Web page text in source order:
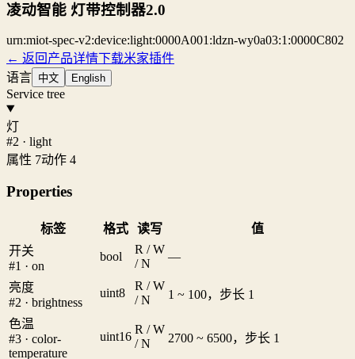
凌动智能 灯带控制器2.0
urn:miot-spec-v2:device:light:0000A001:ldzn-wy0a03:1:0000C802
← 返回产品详情下载米家插件
语言 中文 English
Service tree
灯
#2 · light
属性 7动作 4
Properties
标签 格式 读写
值
开关
#1 · on
bool
R / W
/ N
—
亮度
#2 · brightness
uint8
R / W
/ N
1 ~ 100，步长 1
色温
#3 · color-
temperature
uint16
R / W
/ N
2700 ~ 6500，步长 1